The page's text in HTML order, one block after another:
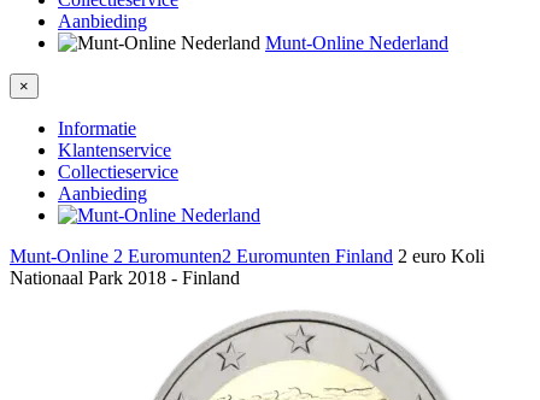
Aanbieding
Munt-Online Nederland
×
Informatie
Klantenservice
Collectieservice
Aanbieding
Munt-Online 2 Euromunten2 Euromunten Finland 2 euro Koli
Nationaal Park 2018 - Finland